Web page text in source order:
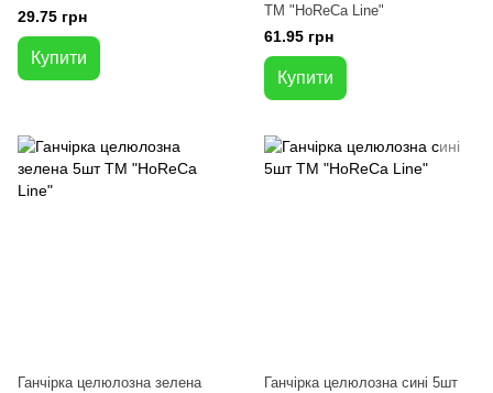
29.75 грн
Купити
ТМ "HoReCa Line"
61.95 грн
Купити
Ганчірка целюлозна зелена
Ганчірка целюлозна сині 5шт